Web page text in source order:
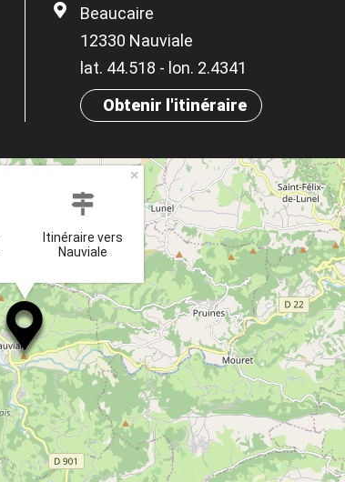
Beaucaire
12330 Nauviale
lat. 44.518 - lon. 2.4341
Obtenir l'itinéraire
Itinéraire vers
Nauviale
×